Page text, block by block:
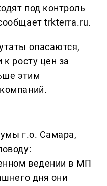
под контроль
trkterra.ru.
опасаются,
росту цен за
этим
г.о. Самара,
ведении в МП
дня они